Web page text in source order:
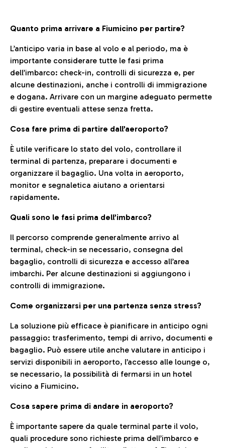
Quanto prima arrivare a Fiumicino per partire?
L’anticipo varia in base al volo e al periodo, ma è
importante considerare tutte le fasi prima
dell’imbarco: check-in, controlli di sicurezza e, per
alcune destinazioni, anche i controlli di immigrazione
e dogana. Arrivare con un margine adeguato permette
di gestire eventuali attese senza fretta.
Cosa fare prima di partire dall’aeroporto?
È utile verificare lo stato del volo, controllare il
terminal di partenza, preparare i documenti e
organizzare il bagaglio. Una volta in aeroporto,
monitor e segnaletica aiutano a orientarsi
rapidamente.
Quali sono le fasi prima dell’imbarco?
Il percorso comprende generalmente arrivo al
terminal, check-in se necessario, consegna del
bagaglio, controlli di sicurezza e accesso all’area
imbarchi. Per alcune destinazioni si aggiungono i
controlli di immigrazione.
Come organizzarsi per una partenza senza stress?
La soluzione più efficace è pianificare in anticipo ogni
passaggio: trasferimento, tempi di arrivo, documenti e
bagaglio. Può essere utile anche valutare in anticipo i
servizi disponibili in aeroporto, l’accesso alle lounge o,
se necessario, la possibilità di fermarsi in un hotel
vicino a Fiumicino.
Cosa sapere prima di andare in aeroporto?
È importante sapere da quale terminal parte il volo,
quali procedure sono richieste prima dell’imbarco e